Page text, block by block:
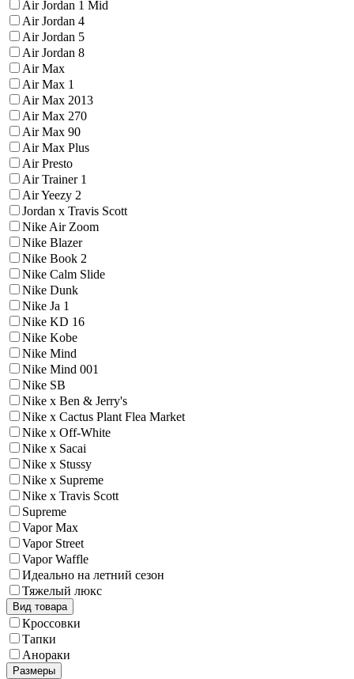
Air Jordan 1 Mid
Air Jordan 4
Air Jordan 5
Air Jordan 8
Air Max
Air Max 1
Air Max 2013
Air Max 270
Air Max 90
Air Max Plus
Air Presto
Air Trainer 1
Air Yeezy 2
Jordan x Travis Scott
Nike Air Zoom
Nike Blazer
Nike Book 2
Nike Calm Slide
Nike Dunk
Nike Ja 1
Nike KD 16
Nike Kobe
Nike Mind
Nike Mind 001
Nike SB
Nike x Ben & Jerry's
Nike x Cactus Plant Flea Market
Nike x Off-White
Nike x Sacai
Nike x Stussy
Nike x Supreme
Nike x Travis Scott
Supreme
Vapor Max
Vapor Street
Vapor Waffle
Идеально на летний сезон
Тяжелый люкс
Вид товара
Кроссовки
Тапки
Анораки
Размеры